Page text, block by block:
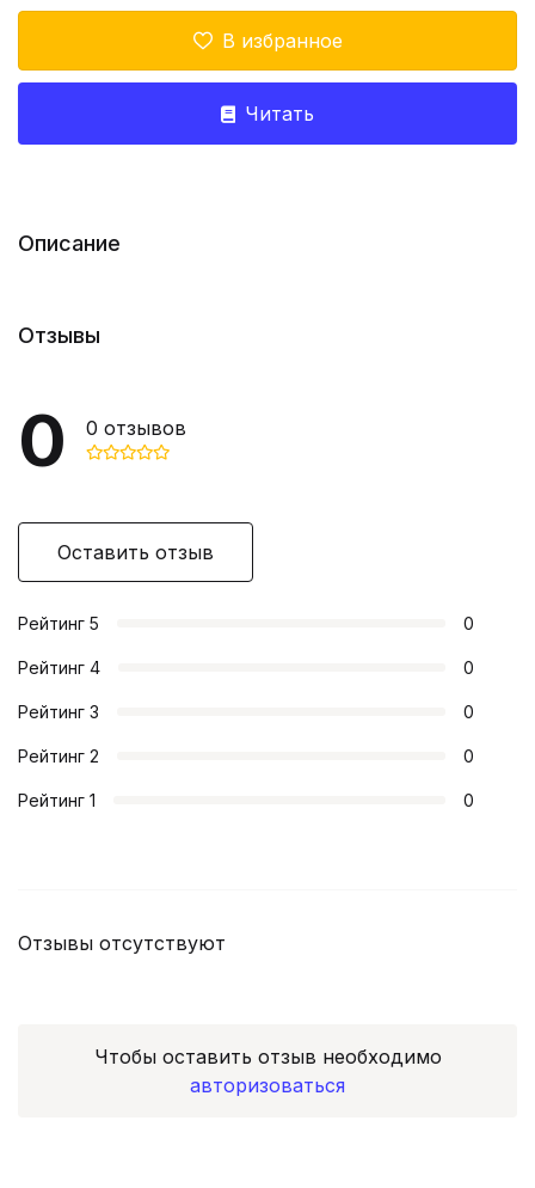
В избранное
Читать
Описание
Отзывы
0 0 отзывов
Оставить отзыв
Рейтинг 5 0
Рейтинг 4 0
Рейтинг 3 0
Рейтинг 2 0
Рейтинг 1 0
Отзывы отсутствуют
Чтобы оставить отзыв необходимо
авторизоваться